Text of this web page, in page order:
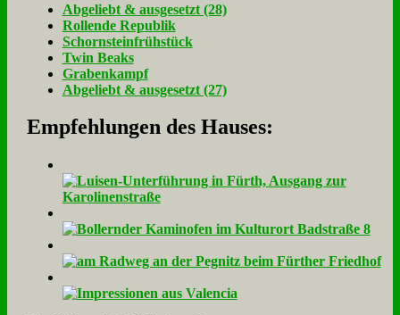
Ab­ge­liebt & aus­ge­setzt (28)
Rol­len­de Re­pu­blik
Schorn­stein­früh­stück
Twin Beaks
Gra­ben­kampf
Ab­ge­liebt & aus­ge­setzt (27)
Empfehlungen des Hauses: